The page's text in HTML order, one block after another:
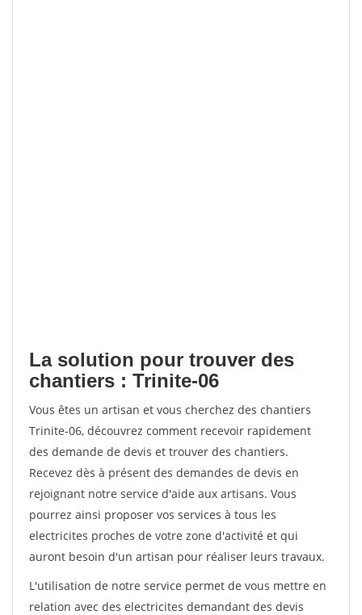
La solution pour trouver des
chantiers : Trinite-06
Vous êtes un artisan et vous cherchez des chantiers
Trinite-06, découvrez comment recevoir rapidement
des demande de devis et trouver des chantiers.
Recevez dès à présent des demandes de devis en
rejoignant notre service d'aide aux artisans. Vous
pourrez ainsi proposer vos services à tous les
electricites proches de votre zone d'activité et qui
auront besoin d'un artisan pour réaliser leurs travaux.
L'utilisation de notre service permet de vous mettre en
relation avec des electricites demandant des devis